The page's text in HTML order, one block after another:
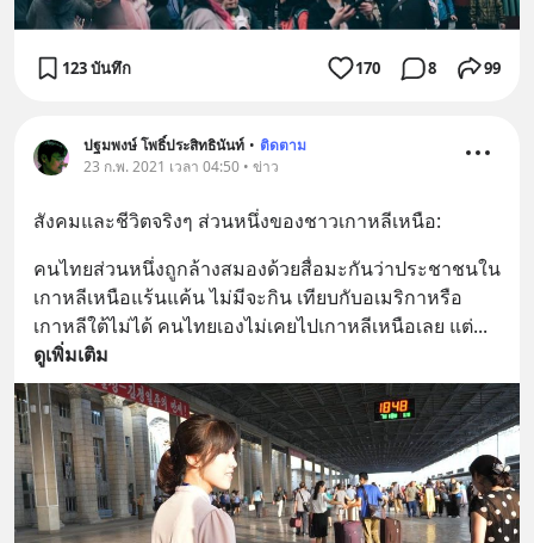
123 บันทึก 170 8 99
ปฐมพงษ์ โพธิ์ประสิทธินันท์ • ติดตาม
23 ก.พ. 2021 เวลา 04:50 • ข่าว
สังคมและชีวิตจริงๆ ส่วนหนึ่งของชาวเกาหลีเหนือ:
คนไทยส่วนหนึ่งถูกล้างสมองด้วยสื่อมะกันว่าประชาชนใน
เกาหลีเหนือแร้นแค้น ไม่มีจะกิน เทียบกับอเมริกาหรือ
เกาหลีใต้ไม่ได้ คนไทยเองไม่เคยไปเกาหลีเหนือเลย แต่...
ดูเพิ่มเติม